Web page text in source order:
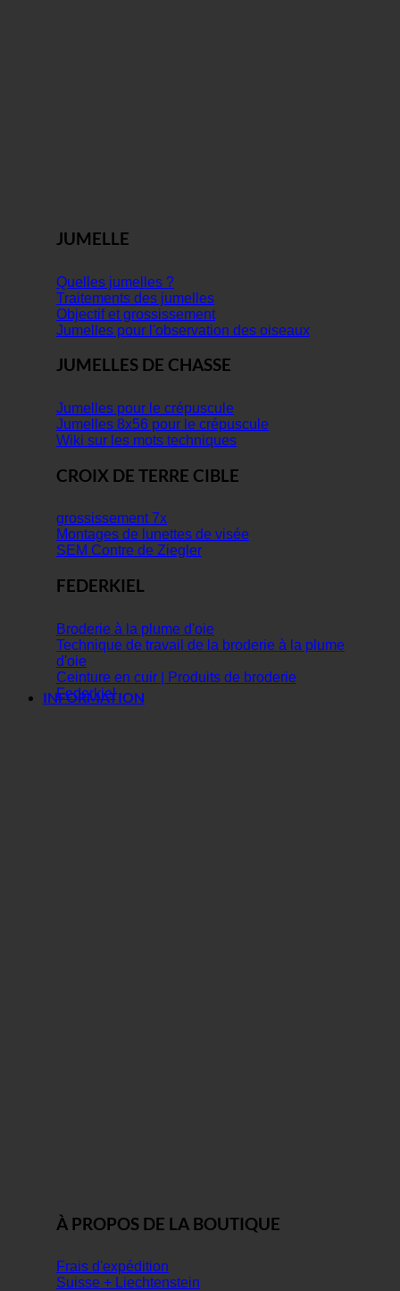
JUMELLE
Quelles jumelles ?
Traitements des jumelles
Objectif et grossissement
Jumelles pour l'observation des oiseaux
JUMELLES DE CHASSE
Jumelles pour le crépuscule
Jumelles 8x56 pour le crépuscule
Wiki sur les mots techniques
CROIX DE TERRE CIBLE
grossissement 7x
Montages de lunettes de visée
SEM Contre de Ziegler
FEDERKIEL
Broderie à la plume d'oie
Technique de travail de la broderie à la plume
d'oie
Ceinture en cuir | Produits de broderie
Federkiel
INFORMATION
À PROPOS DE LA BOUTIQUE
Frais d'expédition
Suisse + Liechtenstein